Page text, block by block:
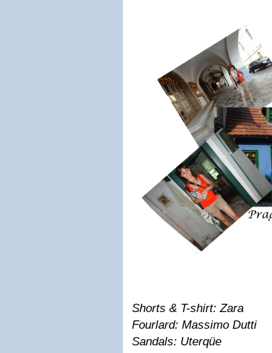
Shorts & T-shirt: Zara
Fourlard: Massimo Dutti
Sandals: Uterqüe